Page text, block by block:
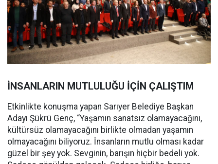
İNSANLARIN MUTLULUĞU İÇİN ÇALIŞTIM
Etkinlikte konuşma yapan Sarıyer Belediye Başkan
Adayı Şükrü Genç, “Yaşamın sanatsız olamayacağını,
kültürsüz olamayacağını birlikte olmadan yaşamın
olmayacağını biliyoruz. İnsanların mutlu olması kadar
güzel bir şey yok. Sevginin, barışın hiçbir bedeli yok.